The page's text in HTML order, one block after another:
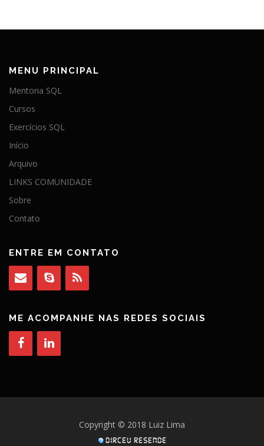
MENU PRINCIPAL
Mentoria SQL
Cursos
Exercícios SQL
Início
Arquivo
LINKS COMUNIDADE
Sobre
Contato
ENTRE EM CONTATO
ME ACOMPANHE NAS REDES SOCIAIS
Copyright © 2018 Luiz Lima